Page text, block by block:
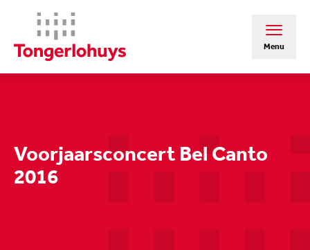
Menu
Voorjaarsconcert Bel Canto
2016